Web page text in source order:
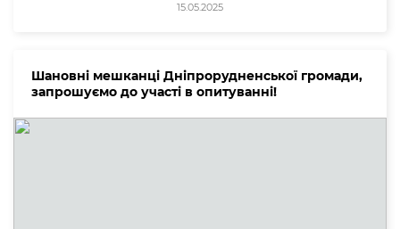
15.05.2025
Шановні мешканці Дніпрорудненської громади,
запрошуємо до участі в опитуванні!